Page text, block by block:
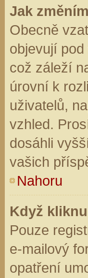
Jak
Obecně
objevují
což záleží
úrovní k
uživatelů,
vzhled.
dosáhli
vašich
Nahoru
Když
Pouze
e-mailový
opatření